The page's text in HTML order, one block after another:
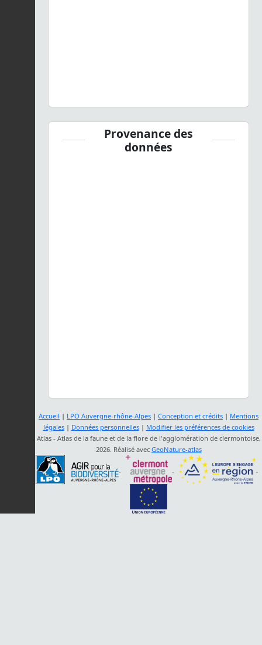
Provenance des
données
Accueil | LPO Auvergne-rhône-Alpes | Conception et crédits | Mentions
légales| Données personnelles| Modifier les préférences de cookies
Atlas - Atlas de la faune et de la flore de l'agglomération de clermontoise,
2026. Réalisé avec GeoNature-atlas